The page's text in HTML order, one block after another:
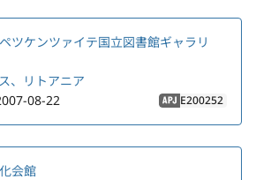
ツケンツァイテ国立図書館ギャラリ
、リトアニア
08-22 APJ E200252
会館